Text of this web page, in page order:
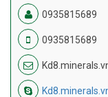
0935815689
0935815689